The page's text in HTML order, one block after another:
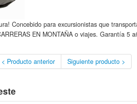
Concebido para excursionistas que
EN MONTAÑA o viajes. Garantía 5
< Producto anterior Siguiente producto >